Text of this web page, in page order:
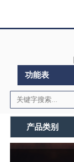
功能表
产品类别